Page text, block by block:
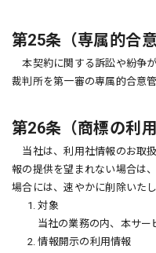
第25条（専属的合意
本契約に関する訴訟や紛争
裁判所を第一審の専属的合意
第26条（商標の利用
当社は、利用社情報のお取
報の提供を望まれない場合は
場合には、速やかに削除いたし
1. 対象
当社の業務の内、本サ
2. 情報開示の利用情報